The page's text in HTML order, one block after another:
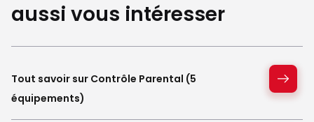
aussi vous intéresser
Tout savoir sur Contrôle Parental (5
équipements)